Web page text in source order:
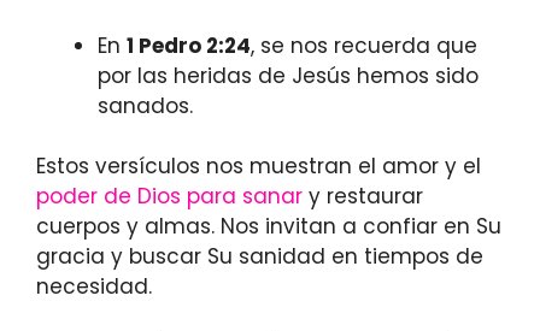
En 1 Pedro 2:24, se nos recuerda que
por las heridas de Jesús hemos sido
sanados.
Estos versículos nos muestran el amor y el
poder de Dios para sanar y restaurar
cuerpos y almas. Nos invitan a confiar en Su
gracia y buscar Su sanidad en tiempos de
necesidad.